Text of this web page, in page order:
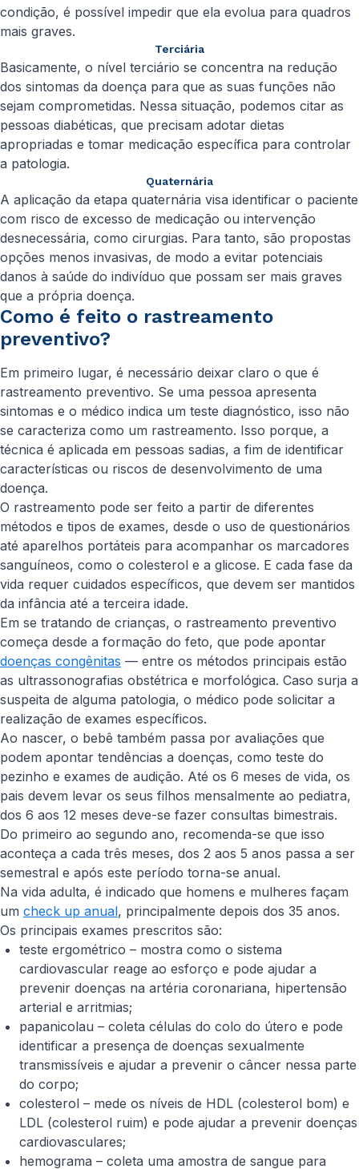
condição, é possível impedir que ela evolua para quadros
mais graves.
Terciária
Basicamente, o nível terciário se concentra na redução
dos sintomas da doença para que as suas funções não
sejam comprometidas. Nessa situação, podemos citar as
pessoas diabéticas, que precisam adotar dietas
apropriadas e tomar medicação específica para controlar
a patologia.
Quaternária
A aplicação da etapa quaternária visa identificar o paciente
com risco de excesso de medicação ou intervenção
desnecessária, como cirurgias. Para tanto, são propostas
opções menos invasivas, de modo a evitar potenciais
danos à saúde do indivíduo que possam ser mais graves
que a própria doença.
Como é feito o rastreamento
preventivo?
Em primeiro lugar, é necessário deixar claro o que é
rastreamento preventivo. Se uma pessoa apresenta
sintomas e o médico indica um teste diagnóstico, isso não
se caracteriza como um rastreamento. Isso porque, a
técnica é aplicada em pessoas sadias, a fim de identificar
características ou riscos de desenvolvimento de uma
doença.
O rastreamento pode ser feito a partir de diferentes
métodos e tipos de exames, desde o uso de questionários
até aparelhos portáteis para acompanhar os marcadores
sanguíneos, como o colesterol e a glicose. E cada fase da
vida requer cuidados específicos, que devem ser mantidos
da infância até a terceira idade.
Em se tratando de crianças, o rastreamento preventivo
começa desde a formação do feto, que pode apontar
doenças congênitas — entre os métodos principais estão
as ultrassonografias obstétrica e morfológica. Caso surja a
suspeita de alguma patologia, o médico pode solicitar a
realização de exames específicos.
Ao nascer, o bebê também passa por avaliações que
podem apontar tendências a doenças, como teste do
pezinho e exames de audição. Até os 6 meses de vida, os
pais devem levar os seus filhos mensalmente ao pediatra,
dos 6 aos 12 meses deve-se fazer consultas bimestrais.
Do primeiro ao segundo ano, recomenda-se que isso
aconteça a cada três meses, dos 2 aos 5 anos passa a ser
semestral e após este período torna-se anual.
Na vida adulta, é indicado que homens e mulheres façam
um check up anual, principalmente depois dos 35 anos.
Os principais exames prescritos são:
teste ergométrico – mostra como o sistema
cardiovascular reage ao esforço e pode ajudar a
prevenir doenças na artéria coronariana, hipertensão
arterial e arritmias;
papanicolau – coleta células do colo do útero e pode
identificar a presença de doenças sexualmente
transmissíveis e ajudar a prevenir o câncer nessa parte
do corpo;
colesterol – mede os níveis de HDL (colesterol bom) e
LDL (colesterol ruim) e pode ajudar a prevenir doenças
cardiovasculares;
hemograma – coleta uma amostra de sangue para